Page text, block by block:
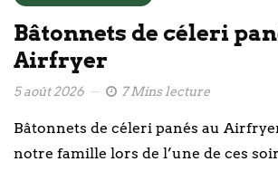
Bâtonnets de céleri
Airfryer
5 août 2026 7 Mins lecture
Bâtonnets de céleri panés au
notre famille lors de l’une de ces